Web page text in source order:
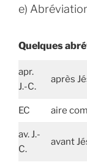
e)
Quelques
apr.
J.-C.
après
EC aire
av. J.-
C.
avant